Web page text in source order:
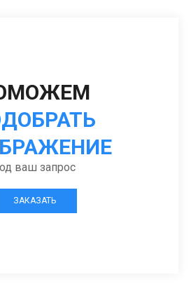
ваш запрос
ЗАКАЗАТЬ